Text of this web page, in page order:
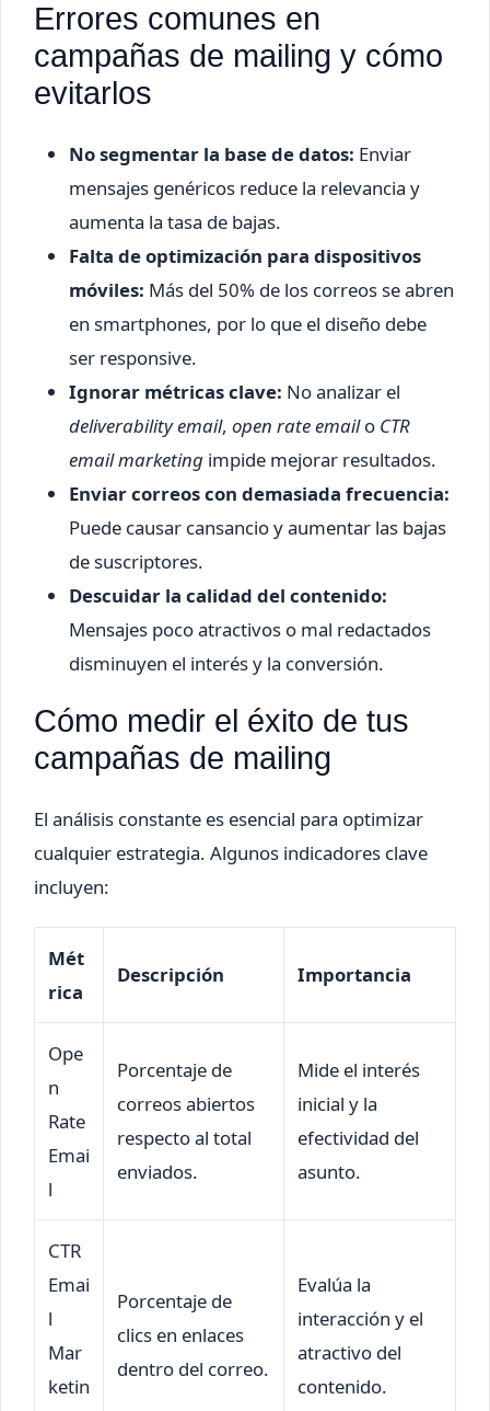
Errores comunes en
campañas de mailing y cómo
evitarlos
No segmentar la base de datos: Enviar
mensajes genéricos reduce la relevancia y
aumenta la tasa de bajas.
Falta de optimización para dispositivos
móviles: Más del 50% de los correos se abren
en smartphones, por lo que el diseño debe
ser responsive.
Ignorar métricas clave: No analizar el
deliverability email, open rate emailo CTR
email marketing impide mejorar resultados.
Enviar correos con demasiada frecuencia:
Puede causar cansancio y aumentar las bajas
de suscriptores.
Descuidar la calidad del contenido:
Mensajes poco atractivos o mal redactados
disminuyen el interés y la conversión.
Cómo medir el éxito de tus
campañas de mailing
El análisis constante es esencial para optimizar
cualquier estrategia. Algunos indicadores clave
incluyen:
Mét
rica
Descripción Importancia
Ope
n
Rate
Emai
l
Porcentaje de
correos abiertos
respecto al total
enviados.
Mide el interés
inicial y la
efectividad del
asunto.
CTR
Emai
l
Mar
ketin
Porcentaje de
clics en enlaces
dentro del correo.
Evalúa la
interacción y el
atractivo del
contenido.